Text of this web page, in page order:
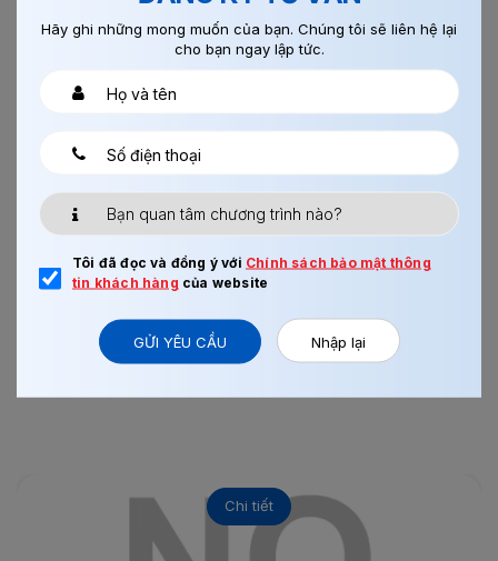
LẮP RÁP LINH KIỆN ĐIỆN TỬ NAGANO
Xem thêm
Chi tiết
Hãy ghi những mong muốn của bạn. Chúng tôi sẽ liên hệ lại
cho bạn ngay lập tức.
Tôi đã đọc và đồng ý với Chính sách bảo mật thông
tin khách hàng của website
GỬI YÊU CẦU Nhập lại